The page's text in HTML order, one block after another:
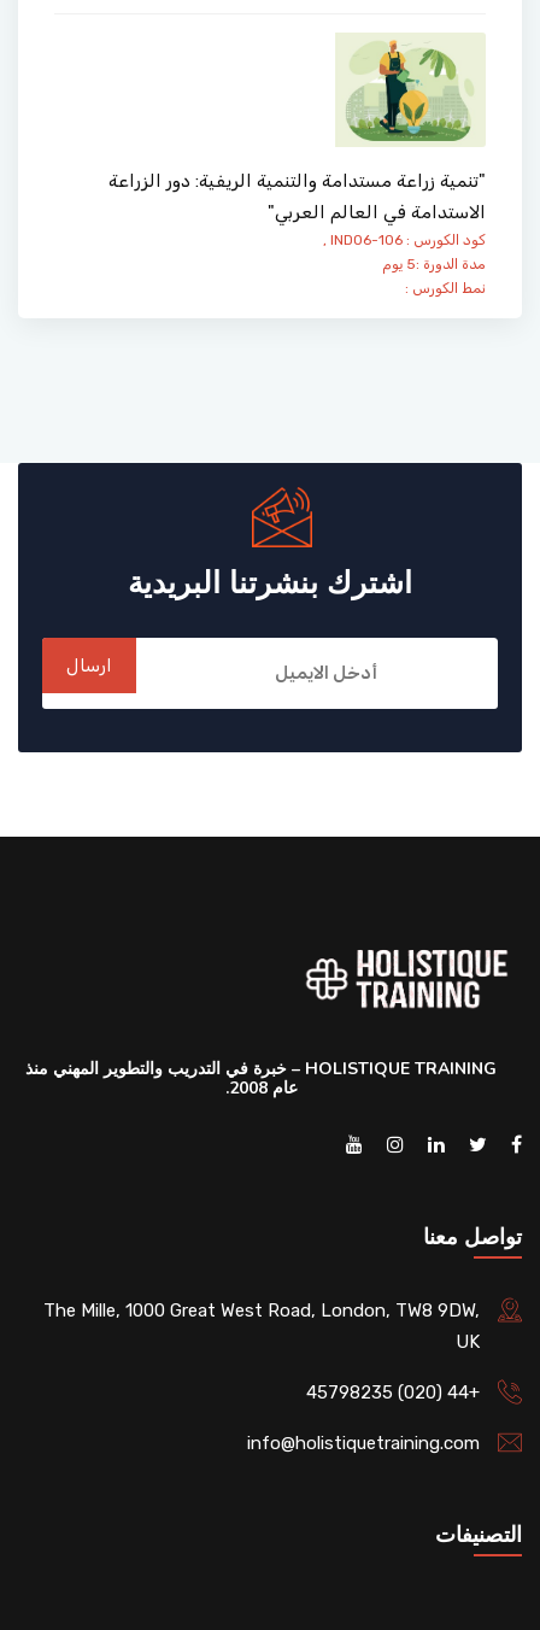
"تنمية زراعة مستدامة والتنمية الريفية: دور الزراعة
الاستدامة في العالم العربي"
كود الكورس : IND06-106 ,
مدة الدورة :5 يوم
نمط الكورس :
اشترك بنشرتنا البريدية
ارسال
HOLISTIQUE TRAINING – خبرة في التدريب والتطوير المهني منذ
عام 2008.
تواصل معنا
The Mille, 1000 Great West Road, London, TW8 9DW,
UK
+44 (020) 45798235
info@holistiquetraining.com
التصنيفات